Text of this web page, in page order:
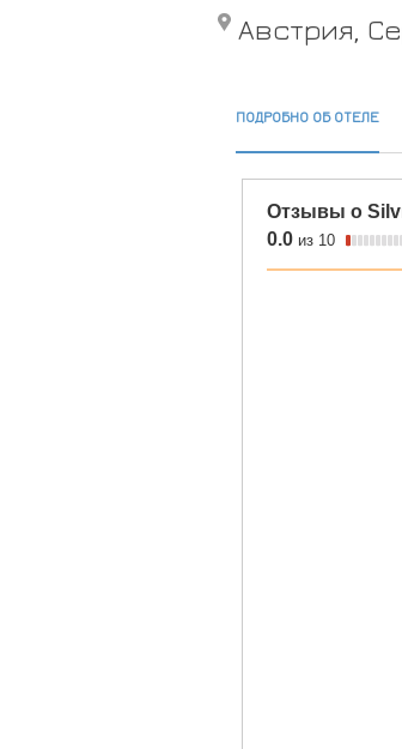
Австрия,
ПОДРОБНО ОБ ОТЕЛЕ